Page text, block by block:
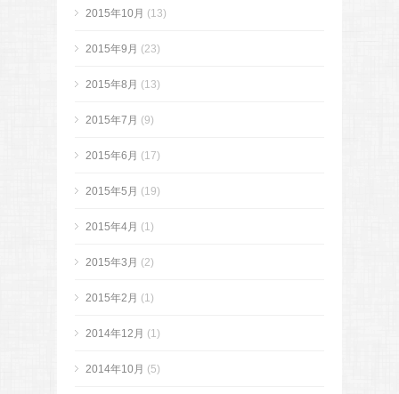
2015年10月 (13)
2015年9月 (23)
2015年8月 (13)
2015年7月 (9)
2015年6月 (17)
2015年5月 (19)
2015年4月 (1)
2015年3月 (2)
2015年2月 (1)
2014年12月 (1)
2014年10月 (5)